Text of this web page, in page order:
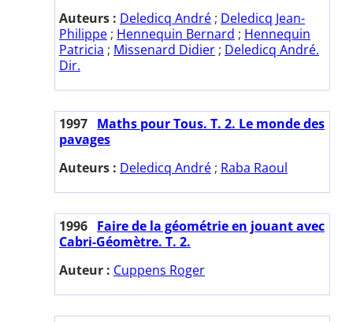
Auteurs : Deledicq André ; Deledicq Jean-
Philippe ; Hennequin Bernard ; Hennequin
Patricia ; Missenard Didier ; Deledicq André.
Dir.
1997 Maths pour Tous. T. 2. Le monde des
pavages
Auteurs : Deledicq André ; Raba Raoul
1996 Faire de la géométrie en jouant avec
Cabri-Géomètre. T. 2.
Auteur : Cuppens Roger